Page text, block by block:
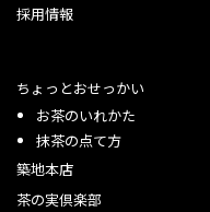
採用情報
ちょっとおせっかい
お茶のいれかた
抹茶の点て方
築地本店
茶の実倶楽部